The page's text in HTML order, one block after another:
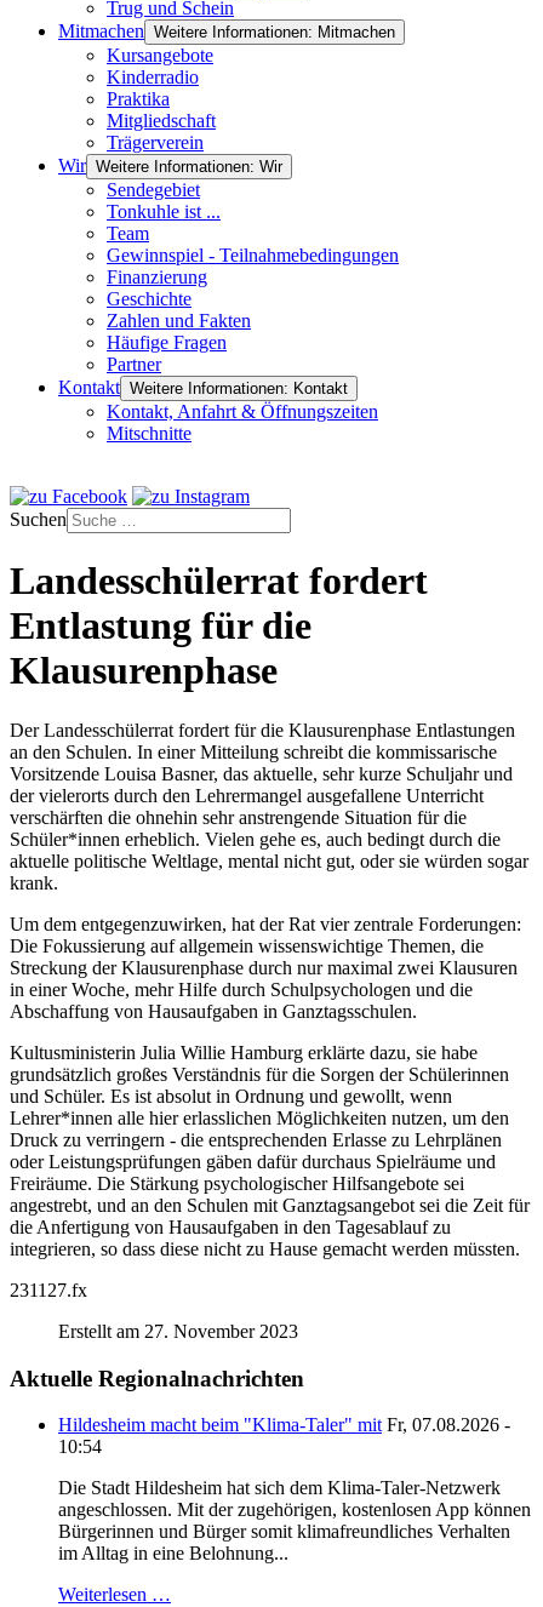
Trug und Schein
Mitmachen Weitere Informationen: Mitmachen
Kursangebote
Kinderradio
Praktika
Mitgliedschaft
Trägerverein
Wir Weitere Informationen: Wir
Sendegebiet
Tonkuhle ist ...
Team
Gewinnspiel - Teilnahmebedingungen
Finanzierung
Geschichte
Zahlen und Fakten
Häufige Fragen
Partner
Kontakt Weitere Informationen: Kontakt
Kontakt, Anfahrt & Öffnungszeiten
Mitschnitte
Suchen
Landesschülerrat fordert
Entlastung für die
Klausurenphase
Der Landesschülerrat fordert für die Klausurenphase Entlastungen
an den Schulen. In einer Mitteilung schreibt die kommissarische
Vorsitzende Louisa Basner, das aktuelle, sehr kurze Schuljahr und
der vielerorts durch den Lehrermangel ausgefallene Unterricht
verschärften die ohnehin sehr anstrengende Situation für die
Schüler*innen erheblich. Vielen gehe es, auch bedingt durch die
aktuelle politische Weltlage, mental nicht gut, oder sie würden sogar
krank.
Um dem entgegenzuwirken, hat der Rat vier zentrale Forderungen:
Die Fokussierung auf allgemein wissenswichtige Themen, die
Streckung der Klausurenphase durch nur maximal zwei Klausuren
in einer Woche, mehr Hilfe durch Schulpsychologen und die
Abschaffung von Hausaufgaben in Ganztagsschulen.
Kultusministerin Julia Willie Hamburg erklärte dazu, sie habe
grundsätzlich großes Verständnis für die Sorgen der Schülerinnen
und Schüler. Es ist absolut in Ordnung und gewollt, wenn
Lehrer*innen alle hier erlasslichen Möglichkeiten nutzen, um den
Druck zu verringern - die entsprechenden Erlasse zu Lehrplänen
oder Leistungsprüfungen gäben dafür durchaus Spielräume und
Freiräume. Die Stärkung psychologischer Hilfsangebote sei
angestrebt, und an den Schulen mit Ganztagsangebot sei die Zeit für
die Anfertigung von Hausaufgaben in den Tagesablauf zu
integrieren, so dass diese nicht zu Hause gemacht werden müssten.
231127.fx
Erstellt am 27. November 2023
Aktuelle Regionalnachrichten
Hildesheim macht beim "Klima-Taler" mit Fr, 07.08.2026 -
10:54
Die Stadt Hildesheim hat sich dem Klima-Taler-Netzwerk
angeschlossen. Mit der zugehörigen, kostenlosen App können
Bürgerinnen und Bürger somit klimafreundliches Verhalten
im Alltag in eine Belohnung...
Weiterlesen …